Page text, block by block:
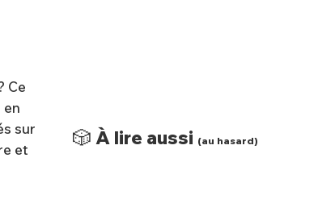
Ce
en
sur
et
🎲 À lire aussi (au hasard)